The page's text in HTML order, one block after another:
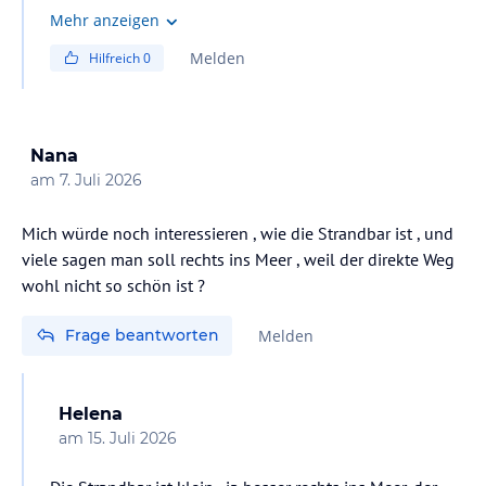
jeweiligen Veranstalters.
Mehr anzeigen
Hilfreich0 Melden
Nana
am 7. Juli 2026
Mich würde noch interessieren , wie die Strandbar ist , und
viele sagen man soll rechts ins Meer , weil der direkte Weg
wohl nicht so schön ist ?
Frage beantworten Melden
Helena
am 15. Juli 2026